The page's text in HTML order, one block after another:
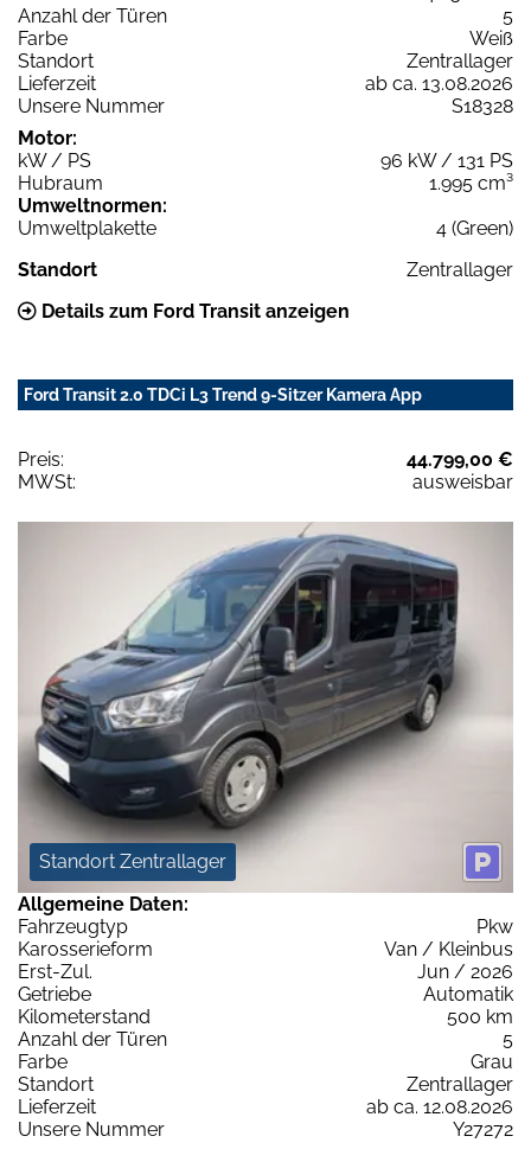
Anzahl der Türen
5
Farbe
Weiß
Standort
Zentrallager
Lieferzeit
ab ca. 13.08.2026
Unsere Nummer
S18328
Motor:
kW / PS
96 kW / 131 PS
Hubraum
1.995 cm³
Umweltnormen:
Umweltplakette
4 (Green)
Standort
Zentrallager
Details zum Ford Transit anzeigen
Ford Transit 2.0 TDCi L3 Trend 9-Sitzer Kamera App
Preis:
44.799,00 €
MWSt:
ausweisbar
Standort Zentrallager
Allgemeine Daten:
Fahrzeugtyp
Pkw
Karosserieform
Van / Kleinbus
Erst-Zul.
Jun / 2026
Getriebe
Automatik
Kilometerstand
500 km
Anzahl der Türen
5
Farbe
Grau
Standort
Zentrallager
Lieferzeit
ab ca. 12.08.2026
Unsere Nummer
Y27272